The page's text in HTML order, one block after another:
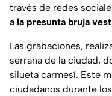
través de redes
a la presunta bruja
Las grabaciones,
serrana de la ciudad,
silueta carmesí. Este
ciudadanos durante